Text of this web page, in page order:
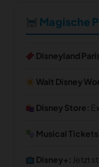
Magische
Disneyland
Walt Disney
Disney Store:
Musical
Disney+: Jetzt